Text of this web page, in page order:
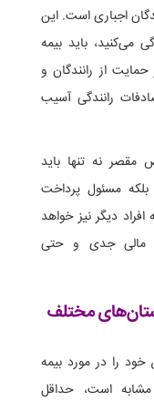
اجباری است. این
می‌کنید، باید بیمه
از رانندگان و
رانندگی آسیب
نه تنها باید
مسئول پرداخت
دیگر نیز خواهد
مالی جدی و حتی
مختلف
خود را در مورد بیمه
است، حداقل